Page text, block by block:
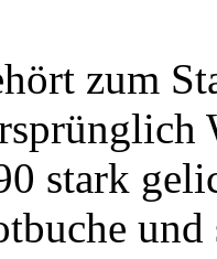
zum
stark